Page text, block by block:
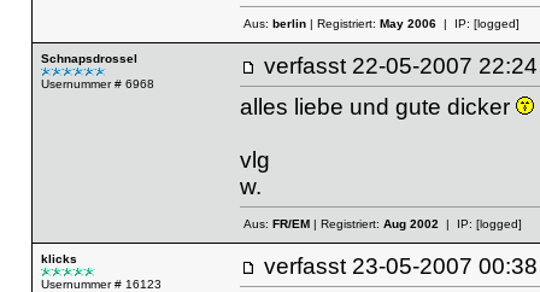
Aus: berlin| Registriert: May 2006| IP: [logged]
Schnapsdrossel
Usernummer # 6968
verfasst 22-05-2007
alles liebe und gute dicker
vlg
w.
Aus: FR/EM| Registriert: Aug 2002| IP: [logged]
klicks
Usernummer # 16123
verfasst 23-05-2007